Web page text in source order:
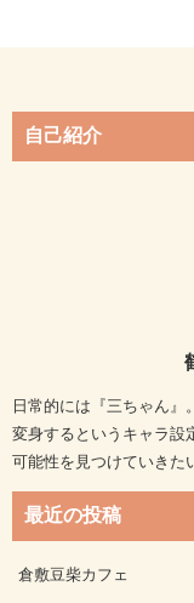
自己紹介
日常的には『三ちゃん
変身するというキャラ
可能性を見つけていきた
最近の投稿
倉敷豆柴カフェ